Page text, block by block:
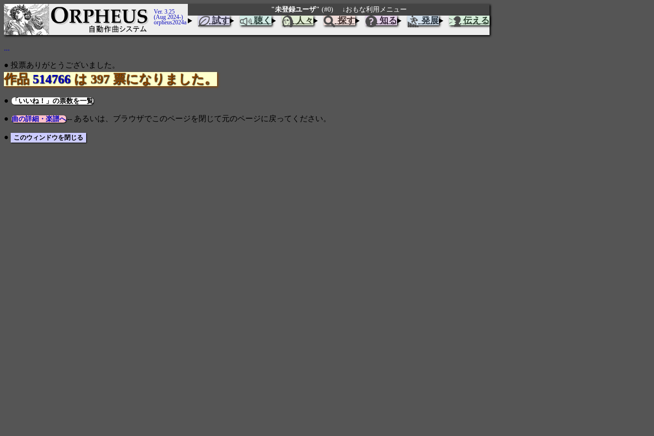
Ver. 3.25
(Aug 2024-)
orpheus2024a
"未登録ユーザ" (#0) ↓おもな利用メニュー
試す 聴く 人々 探す 知る 発展 伝える
...
● 投票ありがとうございました。
作品 514766は 397 票になりました。
● 「いいね！」の票数を一覧
● 曲の詳細・楽譜へ-- あるいは、ブラウザでこのページを閉じて元のページに戻ってください。
●